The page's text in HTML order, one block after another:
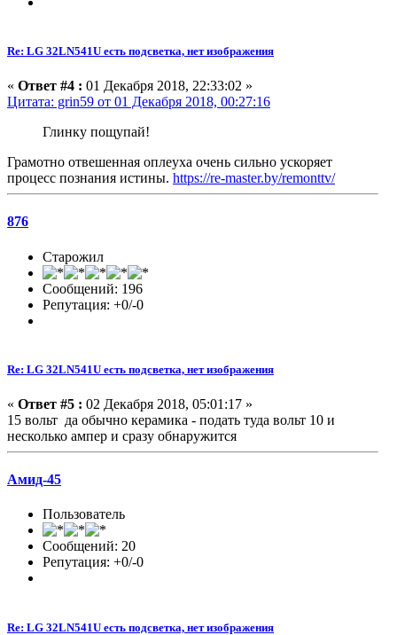
Re: LG 32LN541U есть подсветка, нет изображения
« Ответ #4 : 01 Декабря 2018, 22:33:02 »
Цитата: grin59 от 01 Декабря 2018, 00:27:16
Глинку пощупай!
Грамотно отвешенная оплеуха очень сильно ускоряет
процесс познания истины. https://re-master.by/remonttv/
876
Старожил
Сообщений: 196
Репутация: +0/-0
Re: LG 32LN541U есть подсветка, нет изображения
« Ответ #5 : 02 Декабря 2018, 05:01:17 »
15 вольт да обычно керамика - подать туда вольт 10 и
несколько ампер и сразу обнаружится
Амид-45
Пользователь
Сообщений: 20
Репутация: +0/-0
Re: LG 32LN541U есть подсветка, нет изображения